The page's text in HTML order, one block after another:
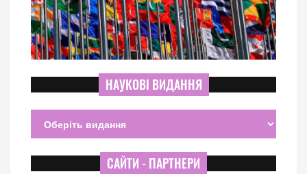
НАУКОВІ ВИДАННЯ
САЙТИ - ПАРТНЕРИ